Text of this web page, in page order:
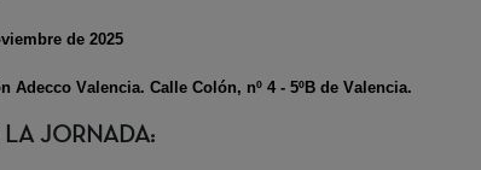
de 2025
Adecco Valencia. Calle Colón, nº 4 - 5ºB de Valencia.
LA JORNADA: